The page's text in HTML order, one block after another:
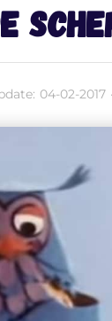
04-02-2017 ·